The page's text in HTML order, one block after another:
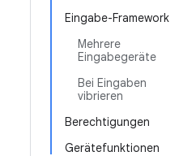
Eingabe-Framework
Mehrere
Eingabegeräte
Bei Eingaben
vibrieren
Berechtigungen
Gerätefunktionen